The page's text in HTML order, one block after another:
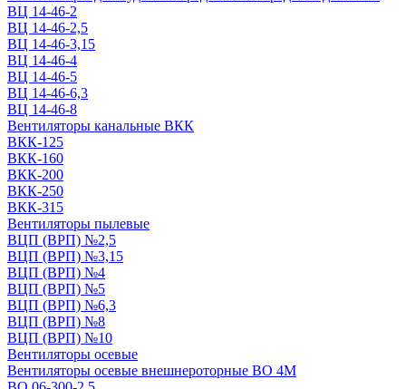
ВЦ 14-46-2
ВЦ 14-46-2,5
ВЦ 14-46-3,15
ВЦ 14-46-4
ВЦ 14-46-5
ВЦ 14-46-6,3
ВЦ 14-46-8
Вентиляторы канальные ВКК
ВКК-125
ВКК-160
ВКК-200
ВКК-250
ВКК-315
Вентиляторы пылевые
ВЦП (ВРП) №2,5
ВЦП (ВРП) №3,15
ВЦП (ВРП) №4
ВЦП (ВРП) №5
ВЦП (ВРП) №6,3
ВЦП (ВРП) №8
ВЦП (ВРП) №10
Вентиляторы осевые
Вентиляторы осевые внешнероторные ВО 4М